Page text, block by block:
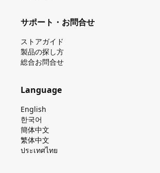
サポート・お問合せ
ストアガイド
製品の探し⽅
総合お問合せ
Language
English
한국어
簡体中文
繁体中文
ประเทศไทย